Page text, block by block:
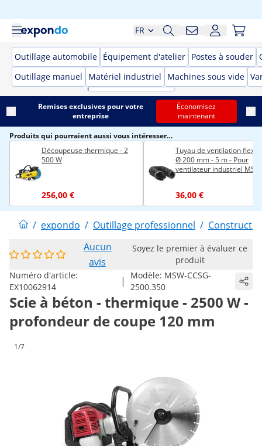
FR
Outillage automobile Équipement d'atelier Postes à souder
Outillage manuel
Matériel industriel Machines sous vide
Remises exclusives pour votre
entreprise
Économisez
maintenant
Produits qui pourraient aussi vous intéresser…
Découpeuse thermique - 2
500 W
256,00 €
Tuyau de ventilation
Ø 200 mm - 5 m - Pour
ventilateur industriel
36,00 €
/ expondo / Outillage professionnel /
Aucun
avis
Soyez le premier à évaluer ce
produit
Numéro d'article:
EX10062914
| Modèle: MSW-CCSG-
2500.350
Scie à béton - thermique - 2500 W -
profondeur de coupe 120 mm
1/7